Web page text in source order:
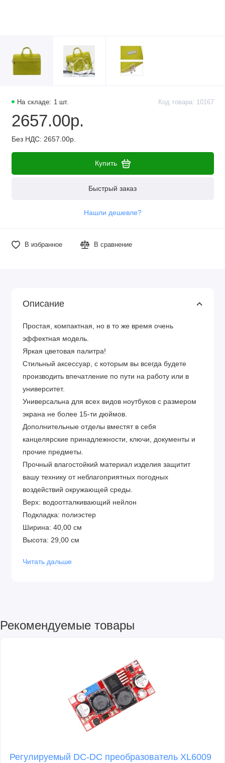
На складе: 1 шт. Код товара: 10167
2657.00р.
Без НДС: 2657.00р.
Купить
Быстрый заказ
Нашли дешевле?
В избранное В сравнение
Описание
Простая, компактная, но в то же время очень
эффектная модель.
Яркая цветовая палитра!
Стильный аксессуар, с которым вы всегда будете
производить впечатление по пути на работу или в
университет.
Универсальна для всех видов ноутбуков с размером
экрана не более 15-ти дюймов.
Дополнительные отделы вместят в себя
канцелярские принадлежности, ключи, документы и
прочие предметы.
Прочный влагостойкий материал изделия защитит
вашу технику от неблагоприятных погодных
воздействий окружающей среды.
Верх: водоотталкивающий нейлон
Подкладка: полиэстер
Ширина: 40,00 см
Высота: 29,00 см
Застёжка: 2-сторонняя молния
Внутри: 1 главный отсек
Читать дальше
Рекомендуемые товары
Регулируемый DC-DC преобразователь XL6009